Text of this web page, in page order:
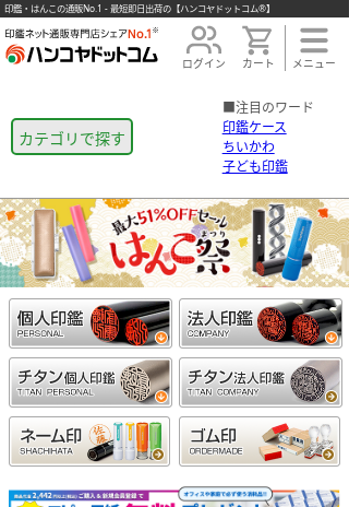
印鑑・はんこの通販No.1 - 最短即日出荷の【ハンコヤドットコム®】
ログイン カート メニュー
カテゴリで探す
■注目のワード
印鑑ケース
ちいかわ
子ども印鑑